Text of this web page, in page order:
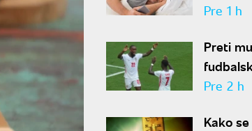
partner
Pre 1 h
Preti
optužen
Pre 2 h
Kako